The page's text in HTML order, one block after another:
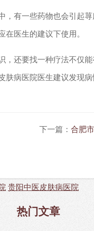
有一些药物也会引起荨
在医生的建议下使用。
还要找一种疗法不仅能
肤病医院医生建议发现
下一篇： 合肥
贵阳中医皮肤病医院
热门文章